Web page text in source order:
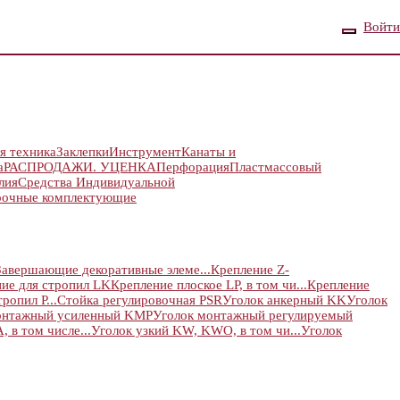
Войти
техникаЗаклепкиИнструментКанаты и
РАСПРОДАЖИ. УЦЕНКАПерфорацияПластмассовый
Средства Индивидуальной
комплектующие
декоративные элеме...Крепление Z-
для стропил LKКрепление плоское LP, в том чи...Крепление
P...Стойка регулировочная PSRУголок анкерный KKУголок
усиленный KMPУголок монтажный регулируемый
в том числе...Уголок узкий KW, KWO, в том чи...Уголок